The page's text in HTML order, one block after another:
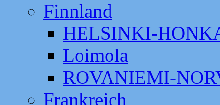
Finnland
HELSINKI-
Loimola
ROVANIEMI-
Frankreich